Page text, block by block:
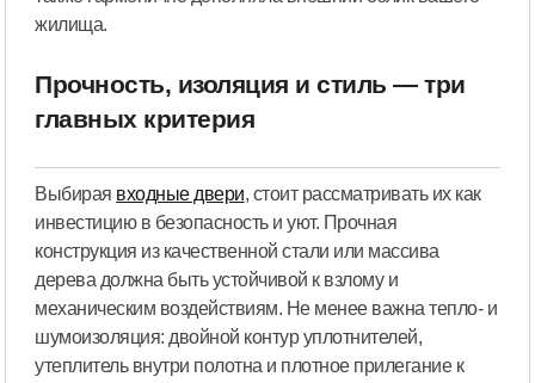
жилища.
Прочность, изоляция и стиль — три
главных критерия
Выбирая входные двери, стоит рассматривать их как
инвестицию в безопасность и уют. Прочная
конструкция из качественной стали или массива
дерева должна быть устойчивой к взлому и
механическим воздействиям. Не менее важна тепло- и
шумоизоляция: двойной контур уплотнителей,
утеплитель внутри полотна и плотное прилегание к